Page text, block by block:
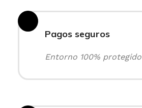
Pagos seguros
Entorno 100% protegido